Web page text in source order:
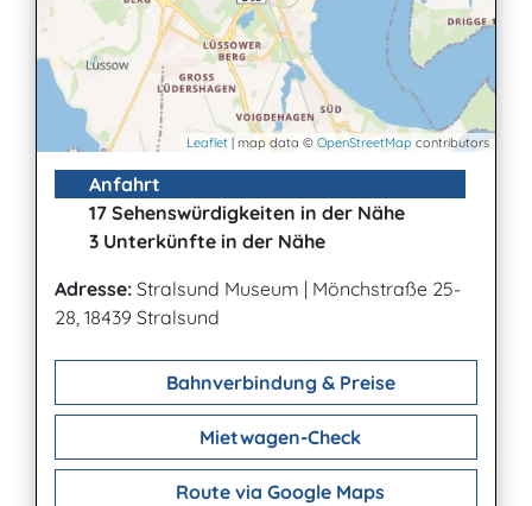
Leaflet | map data © OpenStreetMap contributors
Anfahrt
17 Sehenswürdigkeiten in der Nähe
3 Unterkünfte in der Nähe
Adresse: Stralsund Museum | Mönchstraße 25-
28, 18439 Stralsund
Bahnverbindung & Preise
Mietwagen-Check
Route via Google Maps